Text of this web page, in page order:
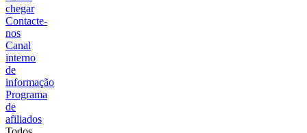
chegar
Contacte-
nos
Canal
interno
de
informação
Programa
de
afiliados